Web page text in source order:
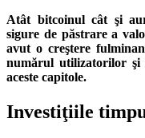
Atât bitcoinul cât şi
sigure de păstrare a
avut o creştere
numărul utilizatorilor şi
aceste capitole.
Investiţiile